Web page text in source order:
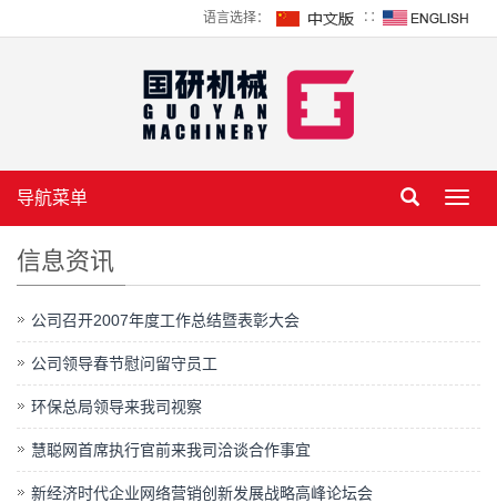
语言选择： ∷
导航菜单
信息资讯
公司召开2007年度工作总结暨表彰大会
公司领导春节慰问留守员工
环保总局领导来我司视察
慧聪网首席执行官前来我司洽谈合作事宜
新经济时代企业网络营销创新发展战略高峰论坛会